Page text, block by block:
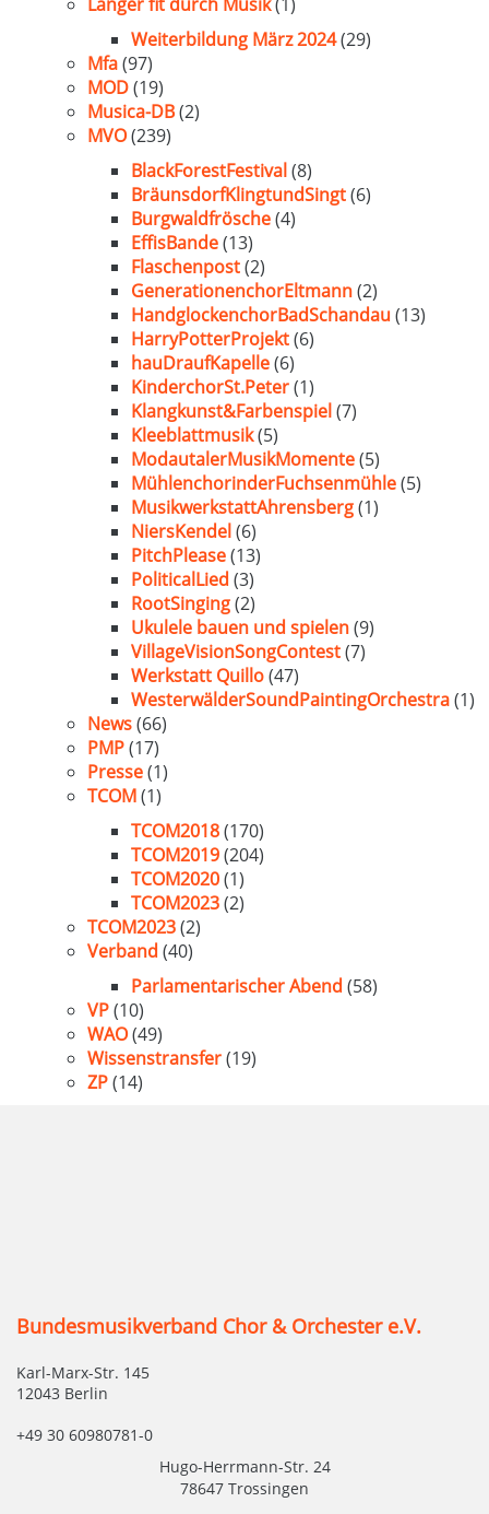
Weiterbildung März 2024(29)
Mfa(97)
MOD(19)
Musica-DB(2)
MVO(239)
BlackForestFestival(8)
BräunsdorfKlingtundSingt(6)
Burgwaldfrösche(4)
EffisBande(13)
Flaschenpost(2)
GenerationenchorEltmann(2)
HandglockenchorBadSchandau(13)
HarryPotterProjekt(6)
hauDraufKapelle(6)
KinderchorSt.Peter(1)
Klangkunst&Farbenspiel(7)
Kleeblattmusik(5)
ModautalerMusikMomente(5)
MühlenchorinderFuchsenmühle(5)
MusikwerkstattAhrensberg(1)
NiersKendel(6)
PitchPlease(13)
PoliticalLied (3)
RootSinging(2)
Ukulele bauen und spielen(9)
VillageVisionSongContest(7)
Werkstatt Quillo(47)
WesterwälderSoundPaintingOrchestra(1)
News(66)
PMP(17)
Presse(1)
TCOM(1)
TCOM2018(170)
TCOM2019(204)
TCOM2020(1)
TCOM2023(2)
TCOM2023(2)
Verband (40)
Parlamentarischer Abend (58)
VP(10)
WAO(49)
Wissenstransfer(19)
ZP(14)
Bundesmusikverband Chor & Orchester e.V.
Karl-Marx-Str. 145
12043 Berlin
+49 30 60980781-0
Hugo-Herrmann-Str. 24
78647 Trossingen